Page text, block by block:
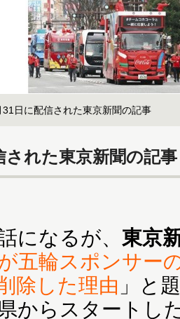
31日に配信された東京新聞の記事
された東京新聞の記事
になるが、 東京
五輪スポンサー
除した理由 」と
からスタートし